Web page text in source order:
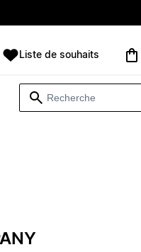
Liste de souhaits